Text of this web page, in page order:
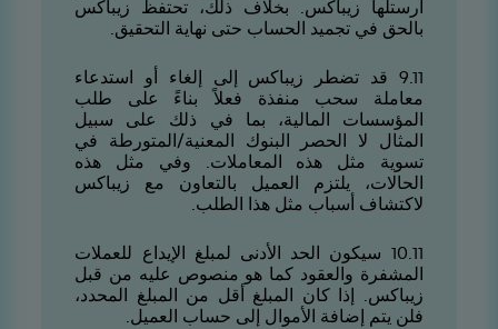
أرستلها زيباكس. بخلاف ذلك، تحتفظ زيباكس
بالحق في تجميد الحساب حتى نهاية التحقيق.
11.9 قد تضطر زيباكس إلى إلغاء أو استدعاء
معاملة سحب منفذة فعلاً بناءً على طلب
المؤسسات المالية، بما في ذلك على سبيل
المثال لا الحصر البنوك المعنية/المتورطة في
تسوية مثل هذه المعاملات. وفي مثل هذه
الحالات، يلتزم العميل بالتعاون مع زيباكس
لاكتشاف أسباب مثل هذا الطلب.
11.01 سيكون الحد الأدنى لمبلغ الإيداع للعملات
المشفرة والعقود كما هو منصوص عليه من قبل
زيباكس. إذا كان المبلغ أقل من المبلغ المحدد،
فلن يتم إضافة الأموال إلى حساب العميل.